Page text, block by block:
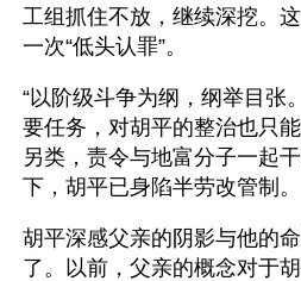
工组抓住不放，继续深挖。
一次“低头认罪”。
“以阶级斗争为纲，纲举目张
要任务，对胡平的整治也只
另类，责令与地富分子一起
下，胡平已身陷半劳改管制。
胡平深感父亲的阴影与他的
了。以前，父亲的概念对于